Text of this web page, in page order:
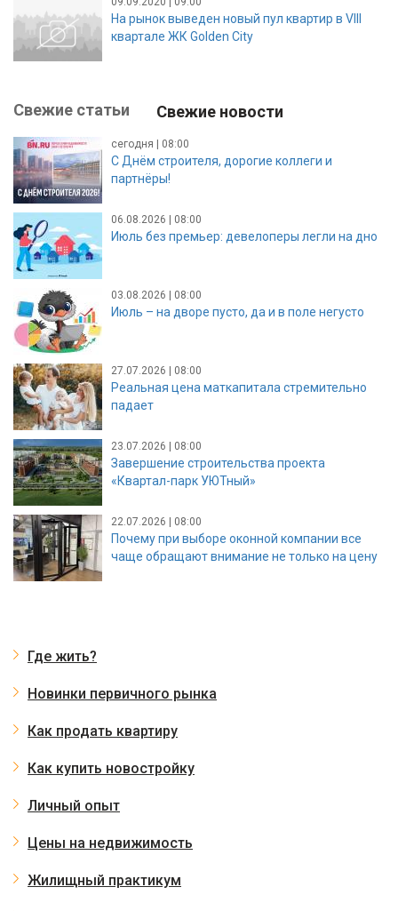
На рынок выведен новый пул квартир в VIII
квартале ЖК Golden City
Свежие статьи Свежие новости
сегодня | 08:00
С Днём строителя, дорогие коллеги и
партнёры!
06.08.2026 | 08:00
Июль без премьер: девелоперы легли на дно
03.08.2026 | 08:00
Июль – на дворе пусто, да и в поле негусто
27.07.2026 | 08:00
Реальная цена маткапитала стремительно
падает
23.07.2026 | 08:00
Завершение строительства проекта
«Квартал-парк УЮТный»
22.07.2026 | 08:00
Почему при выборе оконной компании все
чаще обращают внимание не только на цену
Где жить?
Новинки первичного рынка
Как продать квартиру
Как купить новостройку
Личный опыт
Цены на недвижимость
Жилищный практикум